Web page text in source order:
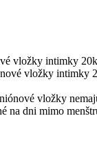
vložky intimky
vložky
na dni mimo